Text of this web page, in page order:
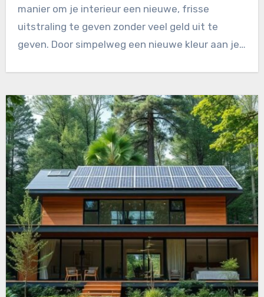
manier om je interieur een nieuwe, frisse
uitstraling te geven zonder veel geld uit te
geven. Door simpelweg een nieuwe kleur aan je…